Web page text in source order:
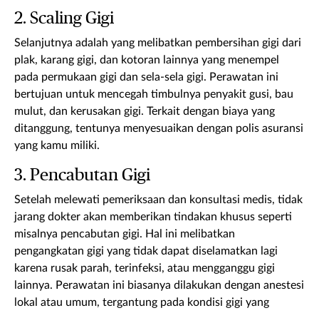
2. Scaling Gigi
Selanjutnya adalah yang melibatkan pembersihan gigi dari
plak, karang gigi, dan kotoran lainnya yang menempel
pada permukaan gigi dan sela-sela gigi. Perawatan ini
bertujuan untuk mencegah timbulnya penyakit gusi, bau
mulut, dan kerusakan gigi. Terkait dengan biaya yang
ditanggung, tentunya menyesuaikan dengan polis asuransi
yang kamu miliki.
3. Pencabutan Gigi
Setelah melewati pemeriksaan dan konsultasi medis, tidak
jarang dokter akan memberikan tindakan khusus seperti
misalnya pencabutan gigi. Hal ini melibatkan
pengangkatan gigi yang tidak dapat diselamatkan lagi
karena rusak parah, terinfeksi, atau mengganggu gigi
lainnya. Perawatan ini biasanya dilakukan dengan anestesi
lokal atau umum, tergantung pada kondisi gigi yang